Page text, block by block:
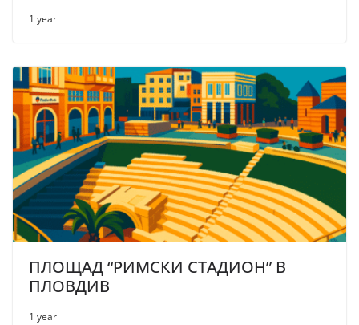
1 year
ПЛОЩАД “РИМСКИ СТАДИОН” В
ПЛОВДИВ
1 year